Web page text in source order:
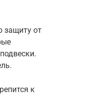
защиту от
к